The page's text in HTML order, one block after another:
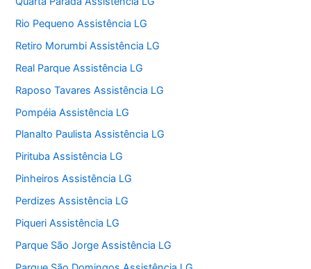
Rio Pequeno Assistência LG
Retiro Morumbi Assistência LG
Real Parque Assistência LG
Raposo Tavares Assistência LG
Pompéia Assistência LG
Planalto Paulista Assistência LG
Pirituba Assistência LG
Pinheiros Assistência LG
Perdizes Assistência LG
Piqueri Assistência LG
Parque São Jorge Assistência LG